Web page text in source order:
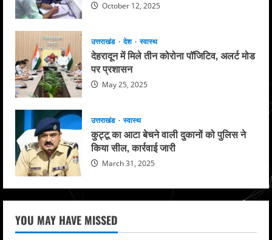
October 12, 2025
उत्तराखंड देश स्वास्थ
देहरादून में मिले तीन कोरोना पॉजिटिव, अलर्ट मोड
पर प्रशासन
May 25, 2025
उत्तराखंड स्वास्थ
कुट्टू का आटा बेचने वाली दुकानों को पुलिस ने
किया सील, कार्रवाई जारी
March 31, 2025
YOU MAY HAVE MISSED